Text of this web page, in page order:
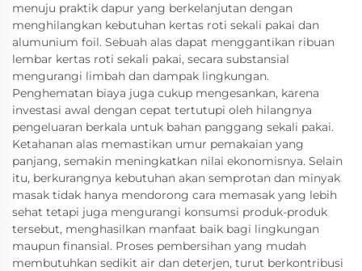
menuju praktik dapur yang berkelanjutan dengan
menghilangkan kebutuhan kertas roti sekali pakai dan
alumunium foil. Sebuah alas dapat menggantikan ribuan
lembar kertas roti sekali pakai, secara substansial
mengurangi limbah dan dampak lingkungan.
Penghematan biaya juga cukup mengesankan, karena
investasi awal dengan cepat tertutupi oleh hilangnya
pengeluaran berkala untuk bahan panggang sekali pakai.
Ketahanan alas memastikan umur pemakaian yang
panjang, semakin meningkatkan nilai ekonomisnya. Selain
itu, berkurangnya kebutuhan akan semprotan dan minyak
masak tidak hanya mendorong cara memasak yang lebih
sehat tetapi juga mengurangi konsumsi produk-produk
tersebut, menghasilkan manfaat baik bagi lingkungan
maupun finansial. Proses pembersihan yang mudah
membutuhkan sedikit air dan deterjen, turut berkontribusi